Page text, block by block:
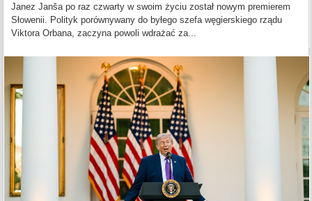
Janez Janša po raz czwarty w swoim życiu został nowym premierem
Słowenii. Polityk porównywany do byłego szefa węgierskiego rządu
Viktora Orbana, zaczyna powoli wdrażać za...